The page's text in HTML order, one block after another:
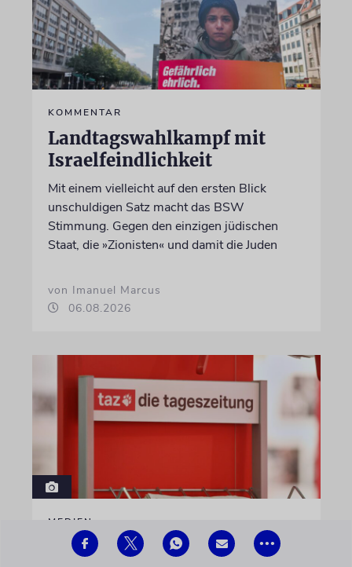
•••
KOMMENTAR
Landtagswahlkampf mit
Israelfeindlichkeit
Mit einem vielleicht auf den ersten Blick
unschuldigen Satz macht das BSW
Stimmung. Gegen den einzigen jüdischen
Staat, die »Zionisten« und damit die Juden
von Imanuel Marcus
06.08.2026
MEDIEN
Wo steckt die